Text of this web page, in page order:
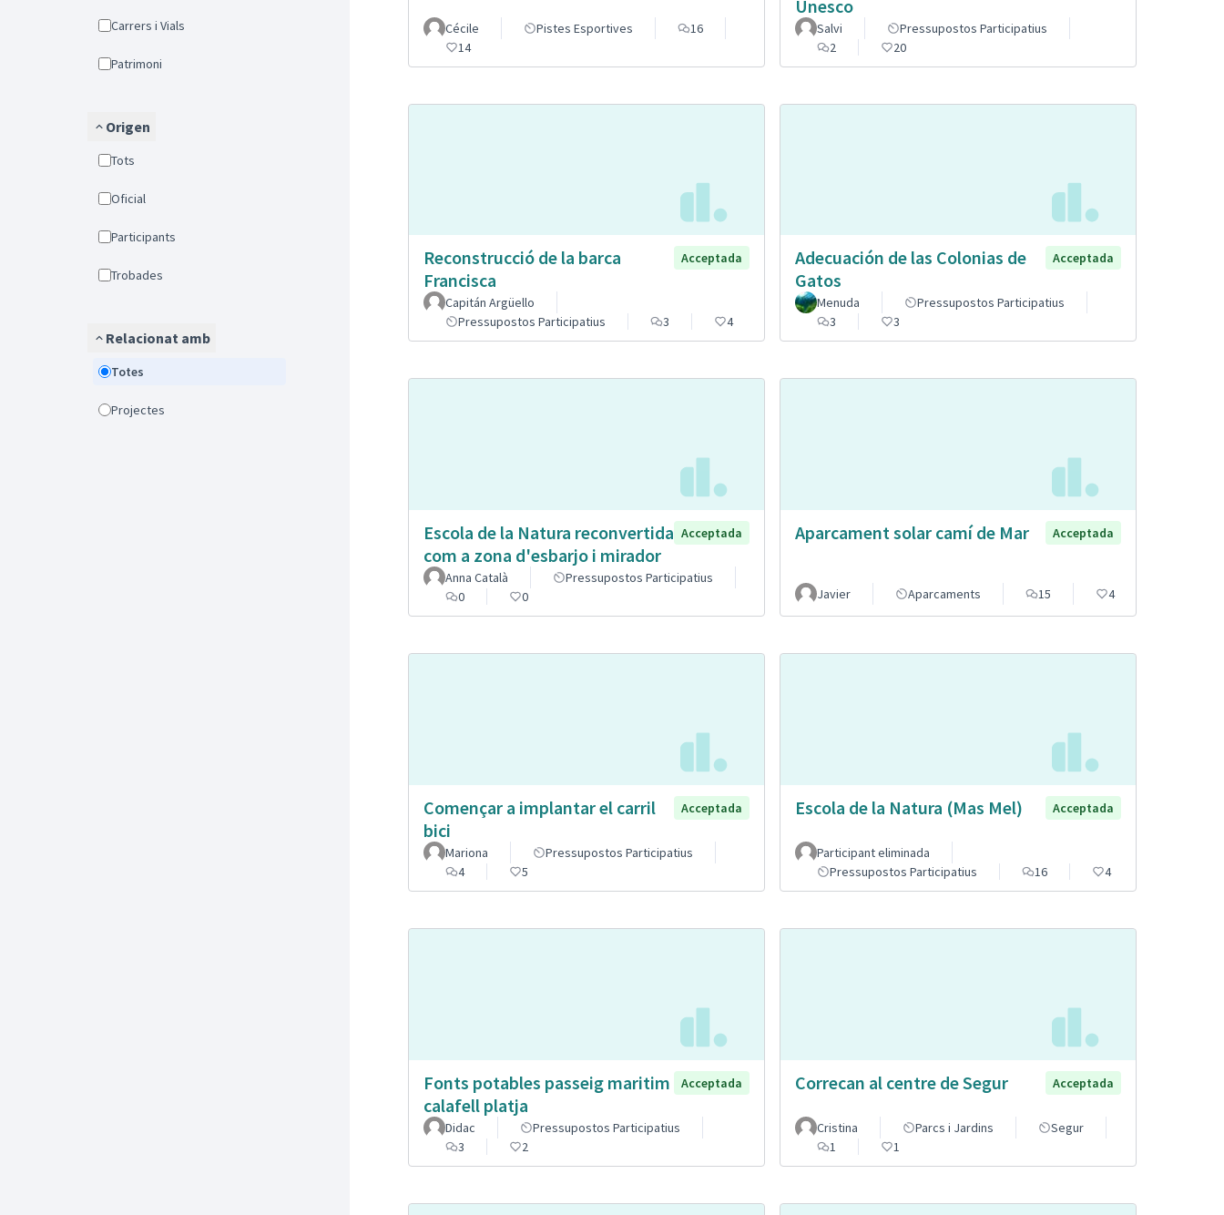
Carrers i Vials
Patrimoni
Origen
Tots
Oficial
Participants
Trobades
Relacionat amb
Totes
Projectes
Cécile Pistes Esportives
16
14
Unesco
Salvi
Pressupostos Participatius
2
20
Reconstrucció de la barca
Francisca
Acceptada
Capitán Argüello
Pressupostos Participatius
3 4
Adecuación de las Colonias de
Gatos
Acceptada
Menuda
Pressupostos Participatius
3
3
Escola de la Natura reconvertida
com a zona d'esbarjo i mirador
Acceptada
Anna Català
Pressupostos Participatius
0
0
Aparcament solar camí de Mar Acceptada
Javier Aparcaments 15 4
Començar a implantar el carril
bici
Acceptada
Mariona
Pressupostos Participatius
4
5
Escola de la Natura (Mas Mel) Acceptada
Participant eliminada
Pressupostos Participatius
16 4
Fonts potables passeig maritim
calafell platja
Acceptada
Didac
Pressupostos Participatius
3
2
Correcan al centre de Segur Acceptada
Cristina Parcs i Jardins
Segur
1
1